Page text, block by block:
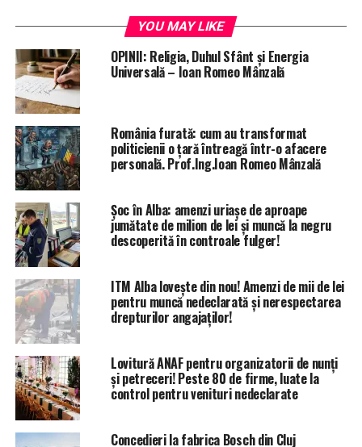
YOU MAY LIKE
OPINII: Religia, Duhul Sfânt și Energia
Universală – Ioan Romeo Mânzală
România furată: cum au transformat
politicienii o țară întreagă într-o afacere
personală. Prof.Ing.Ioan Romeo Mânzală
Șoc în Alba: amenzi uriașe de aproape
jumătate de milion de lei și muncă la negru
descoperită în controale fulger!
ITM Alba lovește din nou! Amenzi de mii de lei
pentru muncă nedeclarată și nerespectarea
drepturilor angajaților!
Lovitură ANAF pentru organizatorii de nunți
și petreceri! Peste 80 de firme, luate la
control pentru venituri nedeclarate
Concedieri la fabrica Bosch din Cluj